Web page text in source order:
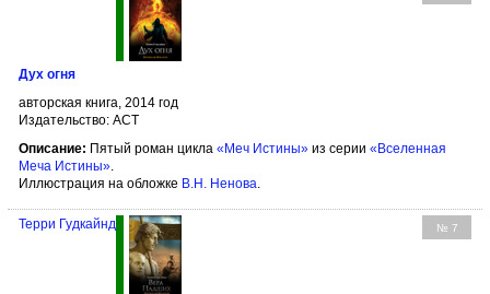
Дух огня
авторская книга, 2014 год
Издательство: АСТ
Описание: Пятый роман цикла «Меч Истины» из серии «Вселенная
Меча Истины»
Иллюстрация на обложке В.Н. Ненова
№ 7
Терри Гудкайнд